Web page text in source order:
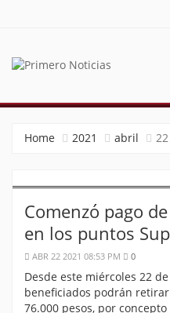
Home 2021 abril 22
Comenzó pago
en los puntos
ABR 22 2021 08:53 PM 0
Desde este miércoles 22
beneficiados podrán
76.000 pesos, por